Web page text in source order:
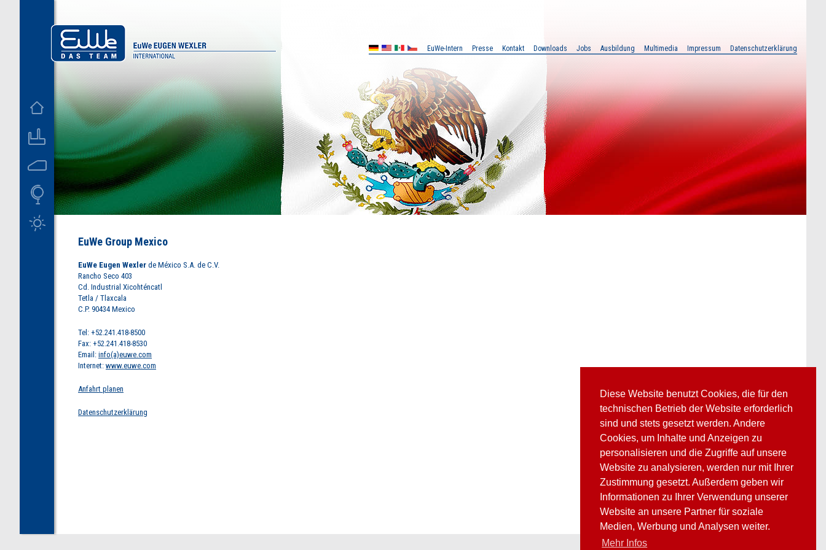
Diese Website benutzt Cookies, die für den
technischen Betrieb der Website erforderlich
sind und stets gesetzt werden. Andere
Cookies, um Inhalte und Anzeigen zu
personalisieren und die Zugriffe auf unsere
Website zu analysieren, werden nur mit Ihrer
Zustimmung gesetzt. Außerdem geben wir
Informationen zu Ihrer Verwendung unserer
Website an unsere Partner für soziale
Medien, Werbung und Analysen weiter.
Mehr Infos
EuWe Group Mexico
EuWe Eugen Wexler de México S.A. de C.V.
Rancho Seco 403
Cd. Industrial Xicohténcatl
Tetla / Tlaxcala
C.P. 90434 Mexico
Tel: +52.241.418-8500
Fax: +52.241.418-8530
Email: info(a)euwe.com
Internet: www.euwe.com
Anfahrt planen
Datenschutzerklärung
D US MX EuWe-Intern Presse Kontakt Downloads Jobs Ausbildung Multimedia Impressum Datenschutzerklärung